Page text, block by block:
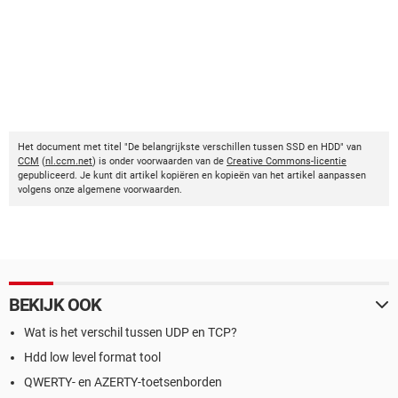
Het document met titel "De belangrijkste verschillen tussen SSD en HDD" van
CCM (nl.ccm.net) is onder voorwaarden van de Creative Commons-licentie
gepubliceerd. Je kunt dit artikel kopiëren en kopieën van het artikel aanpassen
volgens onze algemene voorwaarden.
BEKIJK OOK
Wat is het verschil tussen UDP en TCP?
Hdd low level format tool
QWERTY- en AZERTY-toetsenborden